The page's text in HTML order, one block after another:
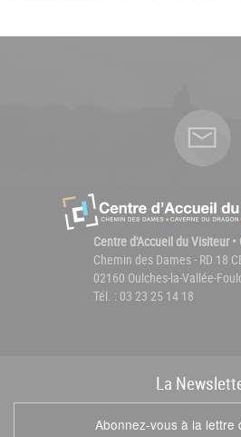
Centre d'Accueil du Visiteur
Chemin des Dames - RD 18
02160 Oulches-la-Vallée-
Tél. : 03 23 25 14 18
La News
Abonnez-vous à la lettre